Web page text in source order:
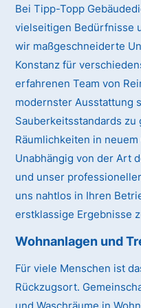
Bei Tipp-Topp
vielseitigen Bedürfnisse
wir maßgeschneiderte
Konstanz für
erfahrenen Team von
modernster Ausstattung
Sauberkeitsstandards
Räumlichkeiten in
Unabhängig von der Art
und unser
uns nahtlos in Ihren
erstklassige Ergebnisse
Wohnanlagen und
Für viele Menschen ist
Rückzugsort.